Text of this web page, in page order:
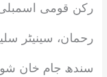
رکن قومی
رحمان، سینیٹر
سندھ جام خان